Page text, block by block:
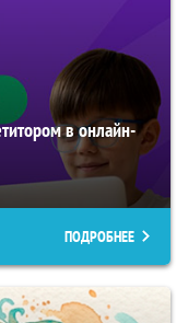
в онлайн-
ПОДРОБНЕЕ